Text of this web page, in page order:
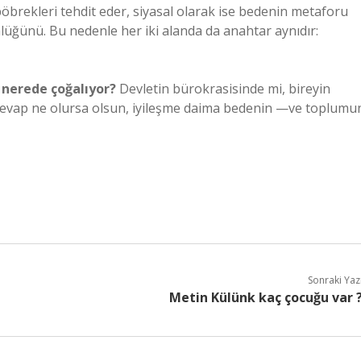
tehdit eder, siyasal olarak ise bedenin metaforu
Bu nedenle her iki alanda da anahtar aynıdır:
çoğalıyor? Devletin bürokrasisinde mi, bireyin
ne olursa olsun, iyileşme daima bedenin —ve
Sonraki
Metin Külünk kaç çocuğu var